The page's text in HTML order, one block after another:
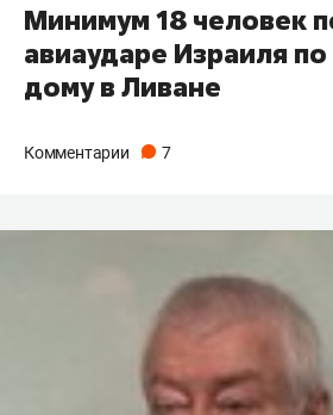
Минимум 18 человек
авиаударе Израиля
дому в Ливане
Комментарии 7